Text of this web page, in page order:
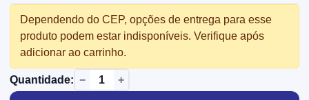
Dependendo do CEP, opções de entrega para esse
produto podem estar indisponíveis. Verifique após
adicionar ao carrinho.
Quantidade: − +